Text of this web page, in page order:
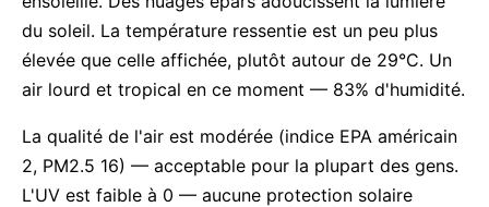
du soleil. La température ressentie est un peu plus
élevée que celle affichée, plutôt autour de 29°C. Un
air lourd et tropical en ce moment — 83% d'humidité.
La qualité de l'air est modérée (indice EPA américain
2, PM2.5 16) — acceptable pour la plupart des gens.
L'UV est faible à 0 — aucune protection solaire